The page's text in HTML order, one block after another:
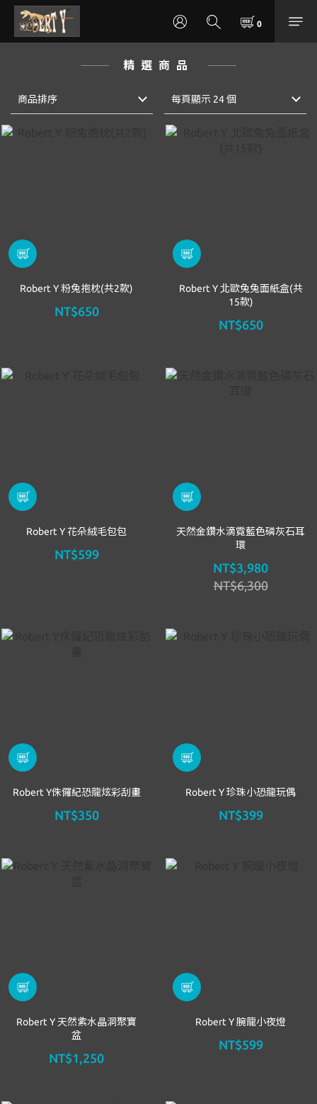
精選商品
商品排序 每頁顯示 24 個
Robert Y 粉兔抱枕(共2款)
NT$650
Robert Y 北歐兔兔面紙盒(共
15款)
NT$650
Robert Y 花朵絨毛包包
NT$599
天然金鑽水滴霓藍色磷灰石耳
環
NT$3,980
NT$6,300
Robert Y侏儸紀恐龍炫彩刮畫
NT$350
Robert Y 珍珠小恐龍玩偶
NT$399
Robert Y 天然紫水晶洞聚寶
盆
NT$1,250
Robert Y 腕龍小夜燈
NT$599